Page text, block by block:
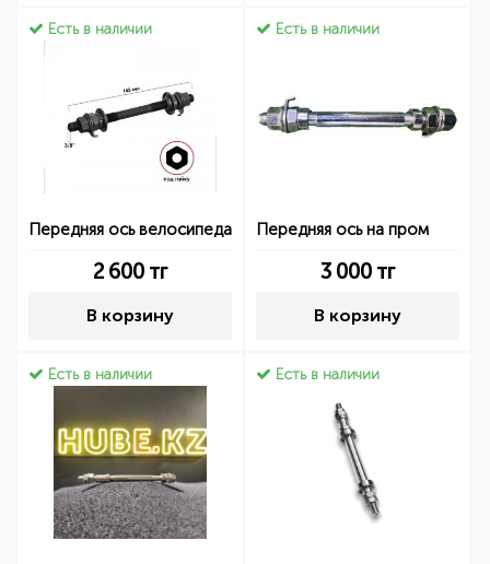
Есть в наличии
Передняя ось велосипеда
2 600 тг
В корзину
Есть в наличии
Передняя ось на пром
3 000 тг
В корзину
Есть в наличии Есть в наличии